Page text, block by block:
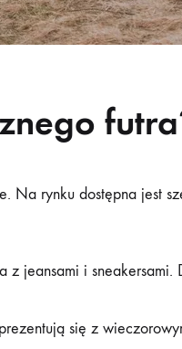
Na rynku dostępna jest
z jeansami i sneakersami.
się z